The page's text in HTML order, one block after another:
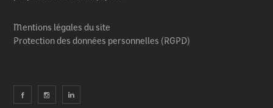
Mentions légales du site
Protection des données personnelles (RGPD)